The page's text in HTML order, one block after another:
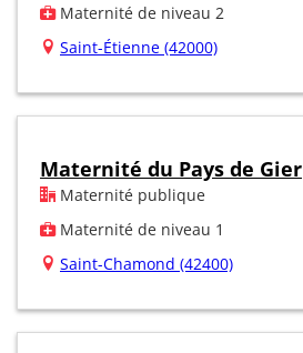
Maternité de niveau 2
Saint-Étienne (42000)
Maternité du Pays de Gier
Maternité publique
Maternité de niveau 1
Saint-Chamond (42400)